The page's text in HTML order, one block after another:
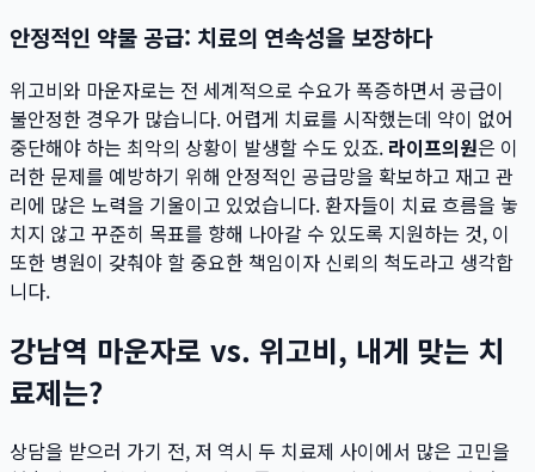
안정적인 약물 공급: 치료의 연속성을 보장하다
위고비와 마운자로는 전 세계적으로 수요가 폭증하면서 공급이
불안정한 경우가 많습니다. 어렵게 치료를 시작했는데 약이 없어
중단해야 하는 최악의 상황이 발생할 수도 있죠. 라이프의원은 이
러한 문제를 예방하기 위해 안정적인 공급망을 확보하고 재고 관
리에 많은 노력을 기울이고 있었습니다. 환자들이 치료 흐름을 놓
치지 않고 꾸준히 목표를 향해 나아갈 수 있도록 지원하는 것, 이
또한 병원이 갖춰야 할 중요한 책임이자 신뢰의 척도라고 생각합
니다.
강남역 마운자로 vs. 위고비, 내게 맞는 치
료제는?
상담을 받으러 가기 전, 저 역시 두 치료제 사이에서 많은 고민을